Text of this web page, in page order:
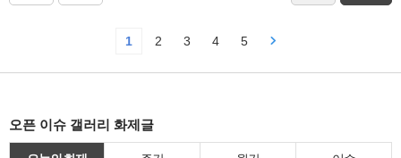
1 2 3 4 5
오픈 이슈 갤러리 화제글